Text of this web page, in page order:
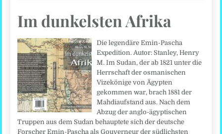
Im dunkelsten Afrika
Die legendäre Emin-Pascha
Expedition. Autor: Stanley, Henry
M. Im Sudan, der ab 1821 unter die
Herrschaft der osmanischen
Vizekönige von Ägypten
gekommen war, brach 1881 der
Mahdiaufstand aus. Nach dem
Abzug der anglo-ägyptischen
Truppen aus dem Sudan behauptete sich der deutsche
Forscher Emin-Pascha als Gouverneur der südlichsten